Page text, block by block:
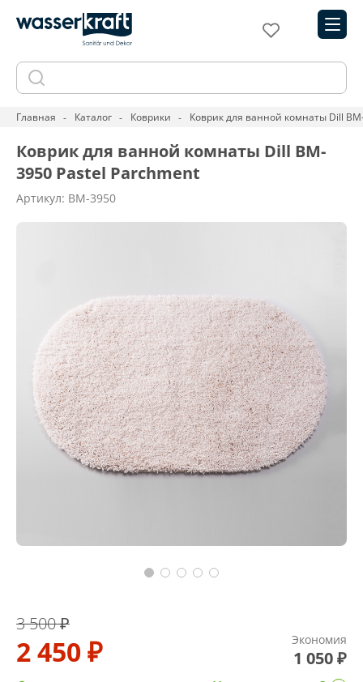
Главная Каталог Коврики Коврик для ванной комнаты Dill
Коврик для ванной комнаты Dill BM-
3950 Pastel Parchment
Артикул: BM-3950
3 500 ₽
2 450 ₽ Экономия
1 050 ₽